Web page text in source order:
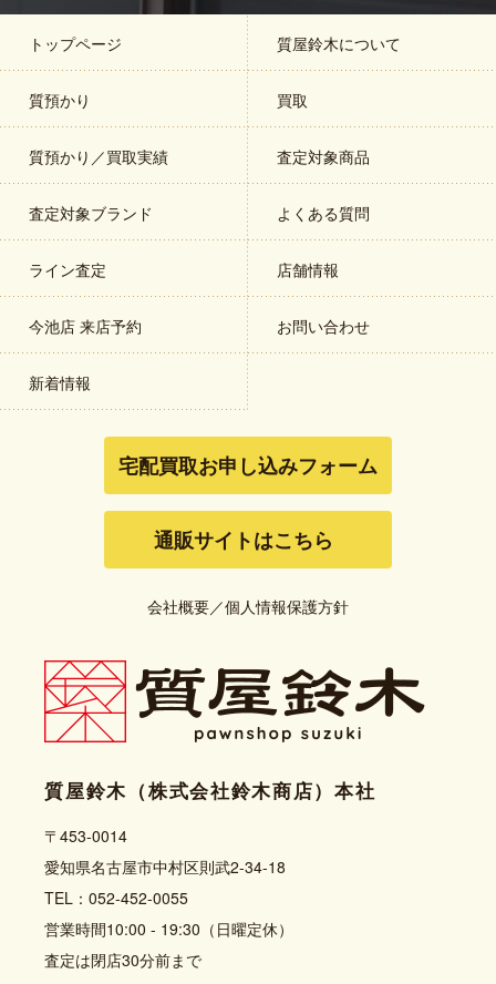
トップページ 質屋鈴木について
質預かり 買取
質預かり／買取実績 査定対象商品
査定対象ブランド よくある質問
ライン査定 店舗情報
今池店 来店予約 お問い合わせ
新着情報
宅配買取お申し込みフォーム
通販サイトはこちら
会社概要／個人情報保護方針
質屋鈴木（株式会社鈴木商店）本社
〒453-0014
愛知県名古屋市中村区則武2-34-18
TEL：052-452-0055
営業時間10:00 - 19:30（日曜定休）
査定は閉店30分前まで